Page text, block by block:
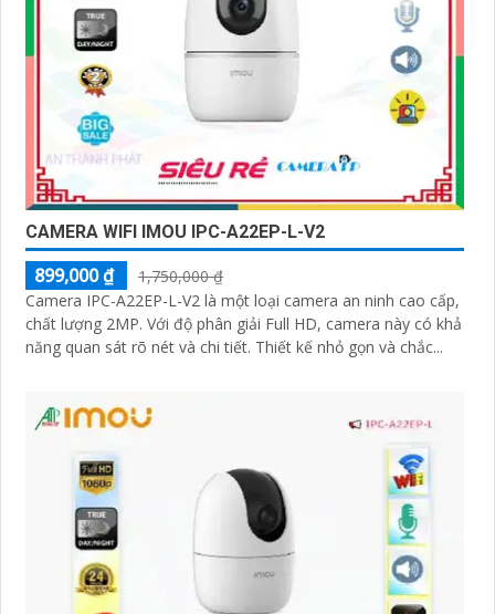
CAMERA WIFI IMOU IPC-A22EP-L-V2
899,000 ₫
1,750,000 ₫
Camera IPC-A22EP-L-V2 là một loại camera an ninh cao cấp,
chất lượng 2MP. Với độ phân giải Full HD, camera này có khả
năng quan sát rõ nét và chi tiết. Thiết kế nhỏ gọn và chắc...